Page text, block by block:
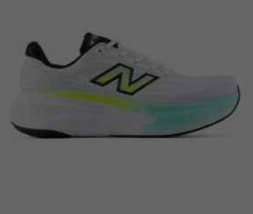
EUR 45 / US 11